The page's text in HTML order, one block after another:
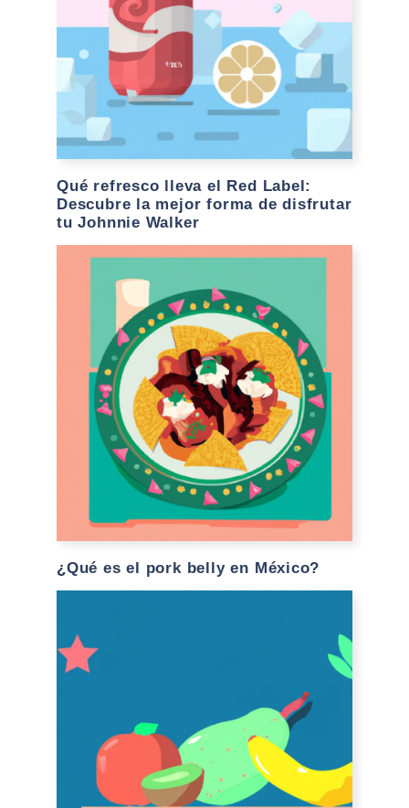
Qué refresco lleva el Red Label:
Descubre la mejor forma de disfrutar
tu Johnnie Walker
¿Qué es el pork belly en México?